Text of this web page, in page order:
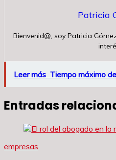
Patricia
Bienvenid@, soy Patricia
Leer más Tiempo máximo
Entradas
empresas